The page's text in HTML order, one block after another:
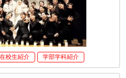
在校生紹介 学部学科紹介